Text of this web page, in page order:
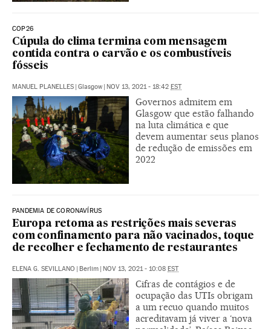
COP26
Cúpula do clima termina com mensagem
contida contra o carvão e os combustíveis
fósseis
MANUEL PLANELLES | Glasgow | NOV 13, 2021 - 18:42 EST
Governos admitem em
Glasgow que estão falhando
na luta climática e que
devem aumentar seus planos
de redução de emissões em
2022
PANDEMIA DE CORONAVÍRUS
Europa retoma as restrições mais severas
com confinamento para não vacinados, toque
de recolher e fechamento de restaurantes
ELENA G. SEVILLANO | Berlim | NOV 13, 2021 - 10:08 EST
Cifras de contágios e de
ocupação das UTIs obrigam
a um recuo quando muitos
acreditavam já viver a ‘nova